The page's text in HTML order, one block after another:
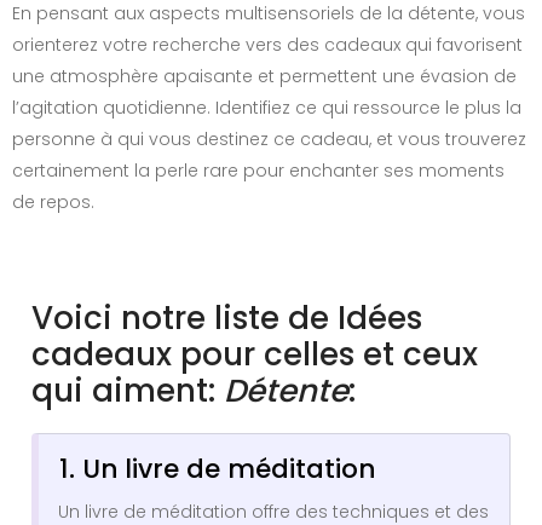
En pensant aux aspects multisensoriels de la détente, vous
orienterez votre recherche vers des cadeaux qui favorisent
une atmosphère apaisante et permettent une évasion de
l’agitation quotidienne. Identifiez ce qui ressource le plus la
personne à qui vous destinez ce cadeau, et vous trouverez
certainement la perle rare pour enchanter ses moments
de repos.
Voici notre liste de Idées
cadeaux pour celles et ceux
qui aiment: Détente:
1. Un livre de méditation
Un livre de méditation offre des techniques et des